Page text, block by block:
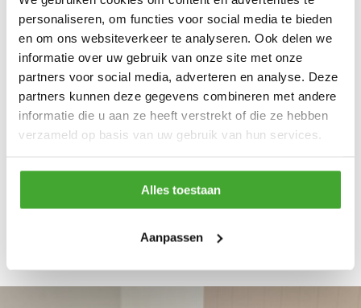
personaliseren, om functies voor social media te bieden
en om ons websiteverkeer te analyseren. Ook delen we
informatie over uw gebruik van onze site met onze
partners voor social media, adverteren en analyse. Deze
partners kunnen deze gegevens combineren met andere
informatie die u aan ze heeft verstrekt of die ze hebben
verzameld op basis van uw gebruik van hun services.
Alles toestaan
Aanpassen
Donderdag:
07:30-12:30,13:00-
16:30
Vrijdag:
07:30-12:30,13:00-
16:30
Gesloten